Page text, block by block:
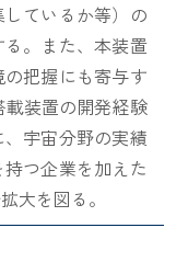
ているか等）の
。また、本装置
把握にも寄与す
載装置の開発経験
宇宙分野の実績
つ企業を加えた
大を図る。